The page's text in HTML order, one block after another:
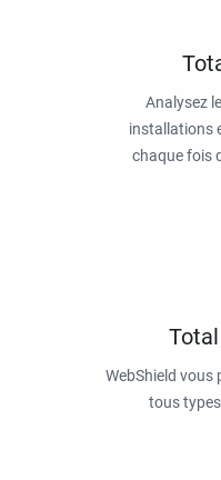
Analysez
installations
chaque fois
WebShield vous
tous